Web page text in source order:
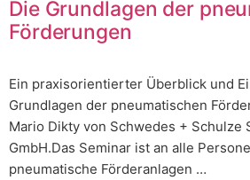
Die Grundlagen der
Förderungen
Ein praxisorientierter Überblick und
Grundlagen der pneumatischen
Mario Dikty von Schwedes + Schulze
GmbH.Das Seminar ist an alle
pneumatische Förderanlagen …